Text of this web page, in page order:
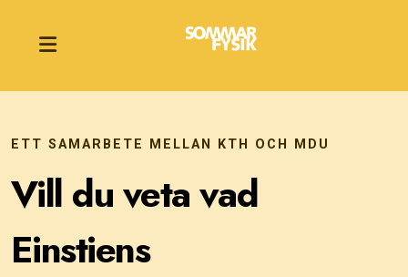
ETT SAMARBETE MELLAN KTH OCH MDU
Vill du veta vad
Einstiens
Förberedande kurs i fysik